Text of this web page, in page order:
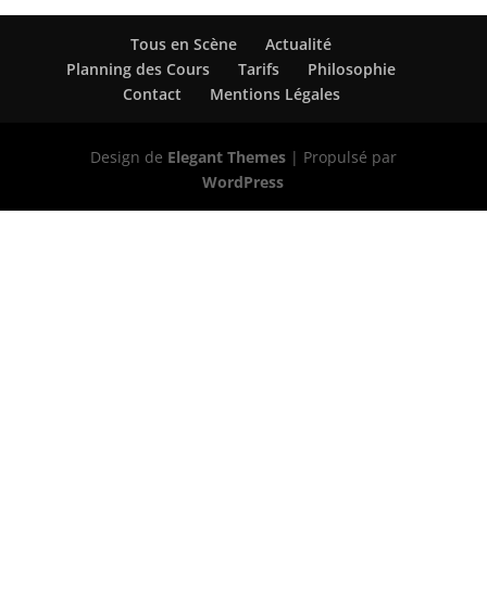
Tous en Scène
Actualité
Planning des Cours
Tarifs
Philosophie
Contact
Mentions Légales
Design de Elegant Themes| Propulsé par
WordPress